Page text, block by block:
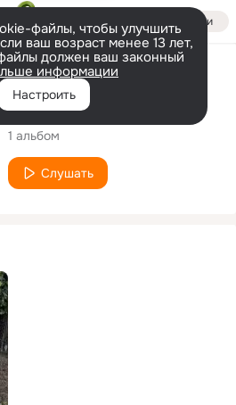
Войти
файлы, чтобы улучшить
ваш возраст менее 13 лет,
должен ваш законный
информации
Настроить
Исполнитель
Mng Dada
1 альбом
Слушать